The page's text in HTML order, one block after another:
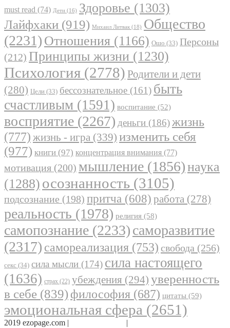
must read (74) Дети (16) Здоровье (1303)
Лайфхаки (919) Михаил Литвак (18) Общество
(2231) Отношения (1166) Ошо (33) Персоны
(212) Принципы жизни (1230)
Психология (2778) Родители и дети
(280) Цели (33) бессознательное (161) быть
счастливым (1591) воспитание (52)
восприятие (2267) деньги (186)жизнь
(777) жизнь - игра (339) изменить себя
(977) книги (97) концентрация внимания (77)
мотивация (200) мышление (1856)наука
(1288) осознанность (3105)
подсознание (198) притча (608) работа (278)
реальность (1978) религия (58)
самопознание (2233)саморазвитие
(2317) самореализация (753) свобода (256)
секс (34) сила мысли (174) сила настоящего
(1636) страх (22) убеждения (294) уверенность
в себе (839) философия (687) цитаты (59)
эмоциональная сфера (2651)
2019 ezopage.com |